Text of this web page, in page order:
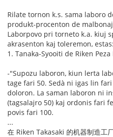
Rilate tornon k.s. sama laboro
produkt-procenton de
Laborpovo pri torneto k.a. kiuj
akrasenton kaj toleremon,
1. Tanaka-Syooiti de Riken
-"Supozu laboron, kiun lerta
tage fari 50. Sedà ni igas lin
doloron. La saman laboron ni
(tagsalajro 50) kaj ordonis fari
povis fari 100.
...
在 Riken Takasaki 的机器制造工